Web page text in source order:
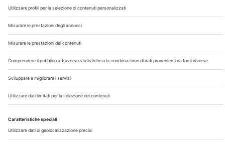
Chi Siamo
Contatti
Note Legali
Privacy
©2026 Edra S.p.a | www.edraspa.it | P.iva 08056040960
20134 Milano (Italy)